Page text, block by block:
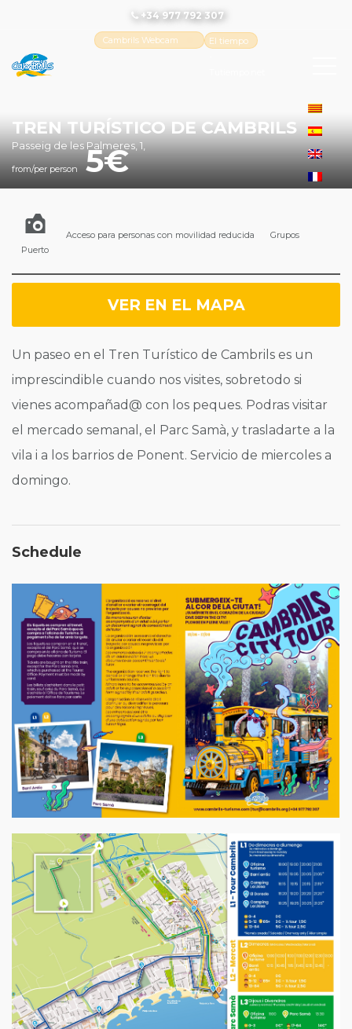
+34 977 792 307
Cambrils Webcam
El tiempo
TREN TURÍSTICO DE CAMBRILS
Passeig de les Palmeres, 1,
from/per person 5
Puerto
Acceso para personas con movilidad reducida Grupos
VER EN EL MAPA
Un paseo en el Tren Turístico de Cambrils es un
imprescindible cuando nos visites, sobretodo si
vienes acompañad@ con los peques. Podras visitar
el mercado semanal, el Parc Samà, y trasladarte a la
vila i a los barrios de Ponent. Servicio de miercoles a
domingo.
Schedule